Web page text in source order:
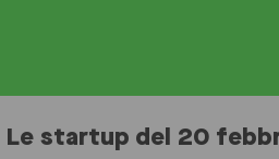
Le startup del 20